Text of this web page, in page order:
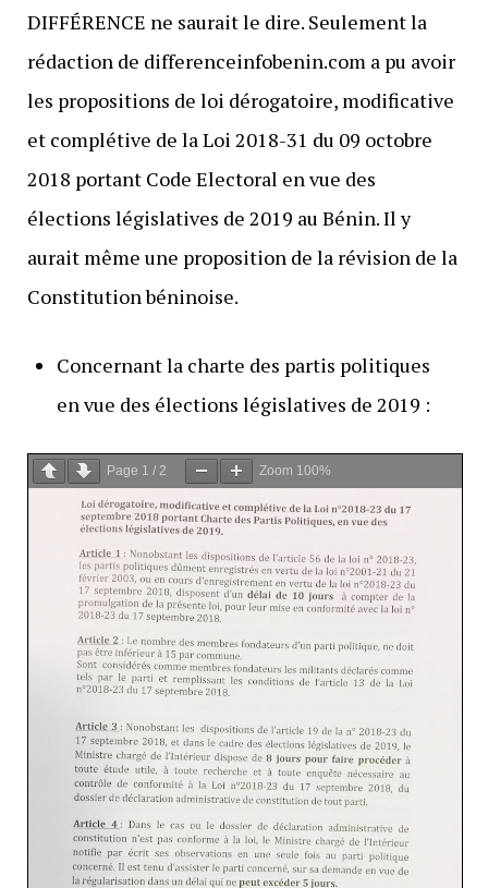
DIFFÉRENCE ne saurait le dire. Seulement la
rédaction de differenceinfobenin.com a pu avoir
les propositions de loi dérogatoire, modificative
et complétive de la Loi 2018-31 du 09 octobre
2018 portant Code Electoral en vue des
élections législatives de 2019 au Bénin. Il y
aurait même une proposition de la révision de la
Constitution béninoise.
Concernant la charte des partis politiques
en vue des élections législatives de 2019 :
Page 1 / 2 Zoom 100%